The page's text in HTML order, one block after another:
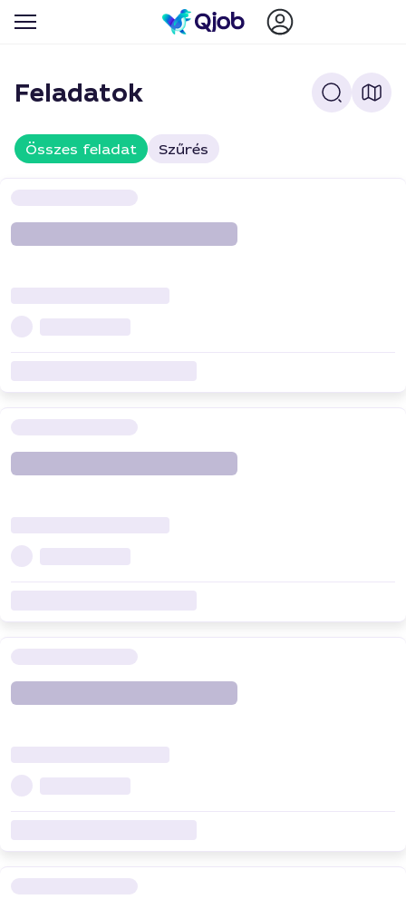
Feladatok
Összes feladat Szűrés